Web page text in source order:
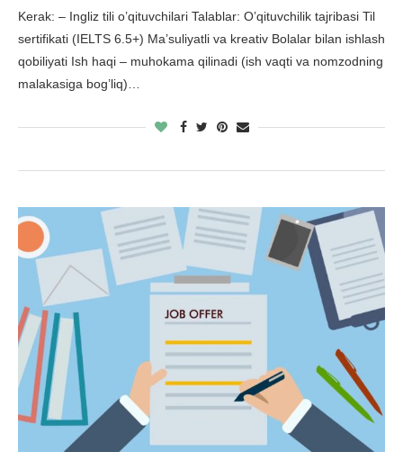
Kerak: – Ingliz tili o’qituvchilari Talablar: O’qituvchilik tajribasi Til
sertifikati (IELTS 6.5+) Ma’suliyatli va kreativ Bolalar bilan ishlash
qobiliyati Ish haqi – muhokama qilinadi (ish vaqti va nomzodning
malakasiga bog’liq)…